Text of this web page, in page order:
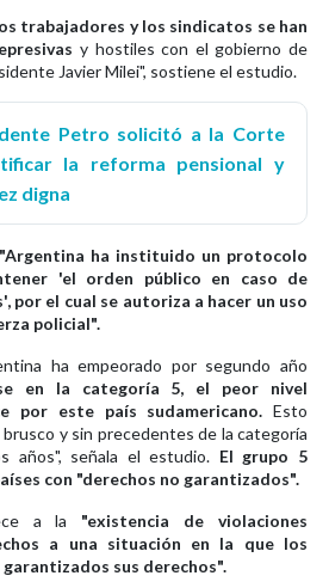
trabajadores y los sindicatos se han
y hostiles con el gobierno de
Javier Milei", sostiene el estudio.
Petro solicitó a la Corte
la reforma pensional y
digna
"Argentina ha instituido un protocolo
'el orden público en caso de
por el cual se autoriza a hacer un uso
policial".
ha empeorado por segundo año
en la categoría 5, el peor nivel
por este país sudamericano. Esto
y sin precedentes de la categoría
años", señala el estudio. El grupo 5
con "derechos no garantizados".
a la "existencia de violaciones
a una situación en la que los
sus derechos".